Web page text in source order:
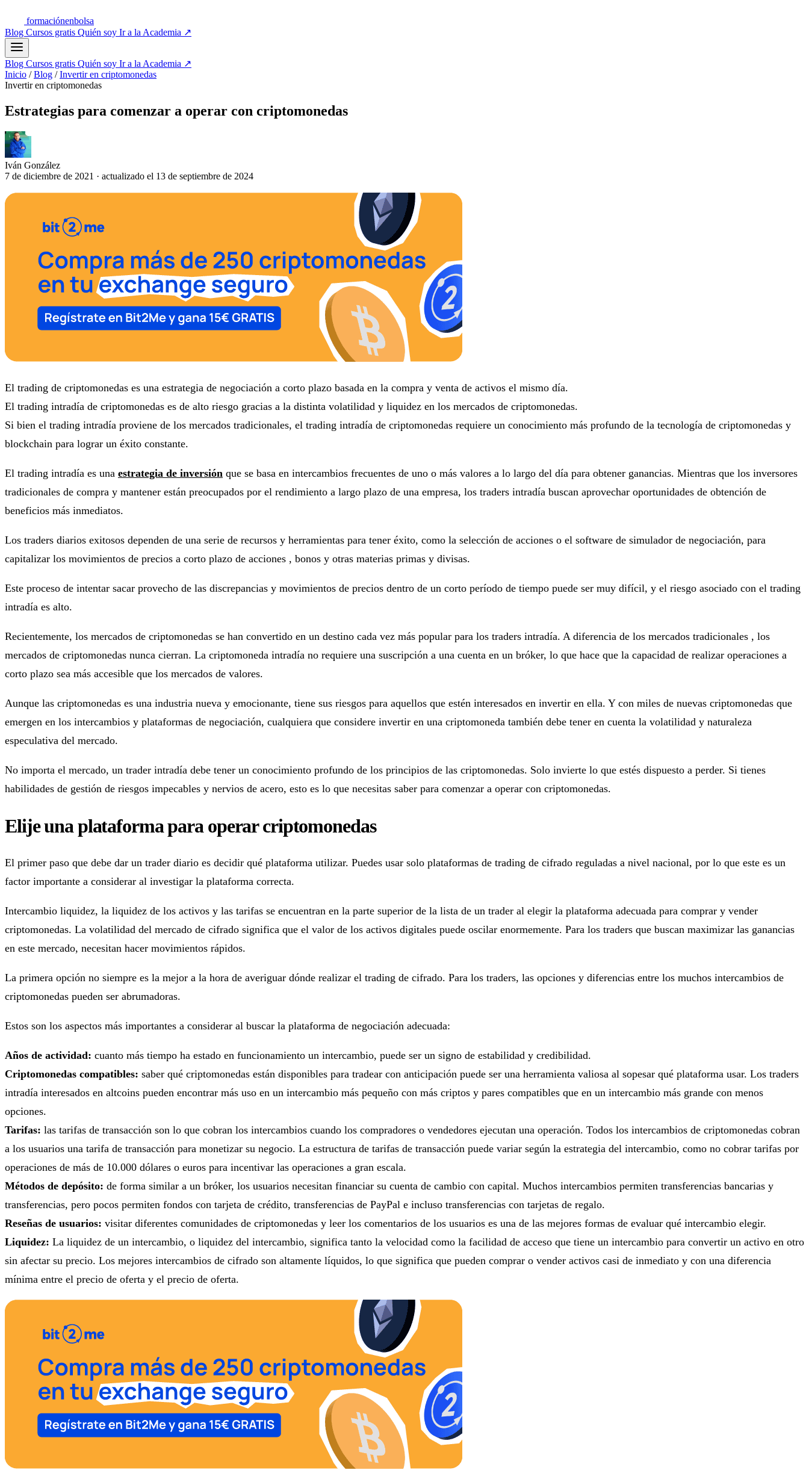
formaciónenbolsa
Blog Cursos gratis Quién soy Ir a la Academia ↗
Blog Cursos gratis Quién soy Ir a la Academia ↗
Inicio / Blog / Invertir en criptomonedas
Invertir en criptomonedas
Estrategias para comenzar a operar con criptomonedas
Iván González
7 de diciembre de 2021 · actualizado el 13 de septiembre de 2024
El trading de criptomonedas es una estrategia de negociación a corto plazo basada en la compra y venta de activos el mismo día.
El trading intradía de criptomonedas es de alto riesgo gracias a la distinta volatilidad y liquidez en los mercados de criptomonedas.
Si bien el trading intradía proviene de los mercados tradicionales, el trading intradía de criptomonedas requiere un conocimiento más profundo de la tecnología de criptomonedas y
blockchain para lograr un éxito constante.
El trading intradía es una estrategia de inversión que se basa en intercambios frecuentes de uno o más valores a lo largo del día para obtener ganancias. Mientras que los inversores
tradicionales de compra y mantener están preocupados por el rendimiento a largo plazo de una empresa, los traders intradía buscan aprovechar oportunidades de obtención de
beneficios más inmediatos.
Los traders diarios exitosos dependen de una serie de recursos y herramientas para tener éxito, como la selección de acciones o el software de simulador de negociación, para
capitalizar los movimientos de precios a corto plazo de acciones , bonos y otras materias primas y divisas.
Este proceso de intentar sacar provecho de las discrepancias y movimientos de precios dentro de un corto período de tiempo puede ser muy difícil, y el riesgo asociado con el trading
intradía es alto.
Recientemente, los mercados de criptomonedas se han convertido en un destino cada vez más popular para los traders intradía. A diferencia de los mercados tradicionales , los
mercados de criptomonedas nunca cierran. La criptomoneda intradía no requiere una suscripción a una cuenta en un bróker, lo que hace que la capacidad de realizar operaciones a
corto plazo sea más accesible que los mercados de valores.
Aunque las criptomonedas es una industria nueva y emocionante, tiene sus riesgos para aquellos que estén interesados ​​en invertir en ella. Y con miles de nuevas criptomonedas que
emergen en los intercambios y plataformas de negociación, cualquiera que considere invertir en una criptomoneda también debe tener en cuenta la volatilidad y naturaleza
especulativa del mercado.
No importa el mercado, un trader intradía debe tener un conocimiento profundo de los principios de las criptomonedas. Solo invierte lo que estés dispuesto a perder. Si tienes
habilidades de gestión de riesgos impecables y nervios de acero, esto es lo que necesitas saber para comenzar a operar con criptomonedas.
Elije una plataforma para operar criptomonedas
El primer paso que debe dar un trader diario es decidir qué plataforma utilizar. Puedes usar solo plataformas de trading de cifrado reguladas a nivel nacional, por lo que este es un
factor importante a considerar al investigar la plataforma correcta.
Intercambio liquidez, la liquidez de los activos y las tarifas se encuentran en la parte superior de la lista de un trader al elegir la plataforma adecuada para comprar y vender
criptomonedas. La volatilidad del mercado de cifrado significa que el valor de los activos digitales puede oscilar enormemente. Para los traders que buscan maximizar las ganancias
en este mercado, necesitan hacer movimientos rápidos.
La primera opción no siempre es la mejor a la hora de averiguar dónde realizar el trading de cifrado. Para los traders, las opciones y diferencias entre los muchos intercambios de
criptomonedas pueden ser abrumadoras.
Estos son los aspectos más importantes a considerar al buscar la plataforma de negociación adecuada:
Años de actividad: cuanto más tiempo ha estado en funcionamiento un intercambio, puede ser un signo de estabilidad y credibilidad.
Criptomonedas compatibles: saber qué criptomonedas están disponibles para tradear con anticipación puede ser una herramienta valiosa al sopesar qué plataforma usar. Los traders
intradía interesados ​​en altcoins pueden encontrar más uso en un intercambio más pequeño con más criptos y pares compatibles que en un intercambio más grande con menos
opciones.
Tarifas: las tarifas de transacción son lo que cobran los intercambios cuando los compradores o vendedores ejecutan una operación. Todos los intercambios de criptomonedas cobran
a los usuarios una tarifa de transacción para monetizar su negocio. La estructura de tarifas de transacción puede variar según la estrategia del intercambio, como no cobrar tarifas por
operaciones de más de 10.000 dólares o euros para incentivar las operaciones a gran escala.
Métodos de depósito: de forma similar a un bróker, los usuarios necesitan financiar su cuenta de cambio con capital. Muchos intercambios permiten transferencias bancarias y
transferencias, pero pocos permiten fondos con tarjeta de crédito, transferencias de PayPal e incluso transferencias con tarjetas de regalo.
Reseñas de usuarios: visitar diferentes comunidades de criptomonedas y leer los comentarios de los usuarios es una de las mejores formas de evaluar qué intercambio elegir.
Liquidez: La liquidez de un intercambio, o liquidez del intercambio, significa tanto la velocidad como la facilidad de acceso que tiene un intercambio para convertir un activo en otro
sin afectar su precio. Los mejores intercambios de cifrado son altamente líquidos, lo que significa que pueden comprar o vender activos casi de inmediato y con una diferencia
mínima entre el precio de oferta y el precio de oferta.